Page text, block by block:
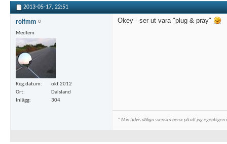
2013-05-17, 22:51
rolfmm
Medlem
Reg.datum
okt 2012
Ort
Dalsland
Inlägg
304
Okey - ser ut vara "plug & pray"
* Min tidvis dåliga svenska beror på att jag